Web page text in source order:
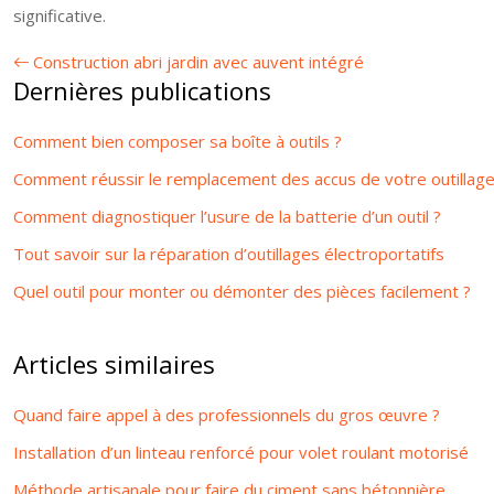
significative.
Construction abri jardin avec auvent intégré
Dernières publications
Comment bien composer sa boîte à outils ?
Comment réussir le remplacement des accus de votre
Comment diagnostiquer l’usure de la batterie d’un outil ?
Tout savoir sur la réparation d’outillages électroportatifs
Quel outil pour monter ou démonter des pièces facilement ?
Articles similaires
Quand faire appel à des professionnels du gros œuvre ?
Installation d’un linteau renforcé pour volet roulant motorisé
Méthode artisanale pour faire du ciment sans bétonnière